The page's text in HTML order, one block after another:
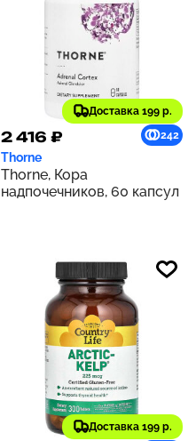
Доставка 199 р.
2 416 ₽ 242
Thorne
Thorne, Кора
надпочечников, 60 капсул
Доставка 199 р.